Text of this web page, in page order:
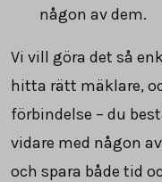
någon av dem.
Vi vill göra det så
hitta rätt mäklare,
förbindelse – du
vidare med någon
och spara både tid